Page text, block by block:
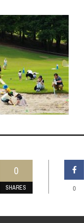
0
SHARES 0